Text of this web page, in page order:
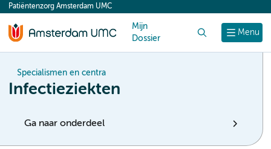
content
Menu
Patiëntenzorg Amsterdam UMC
Mijn
Dossier
Specialismen en centra
Infectieziekten
Ga naar onderdeel